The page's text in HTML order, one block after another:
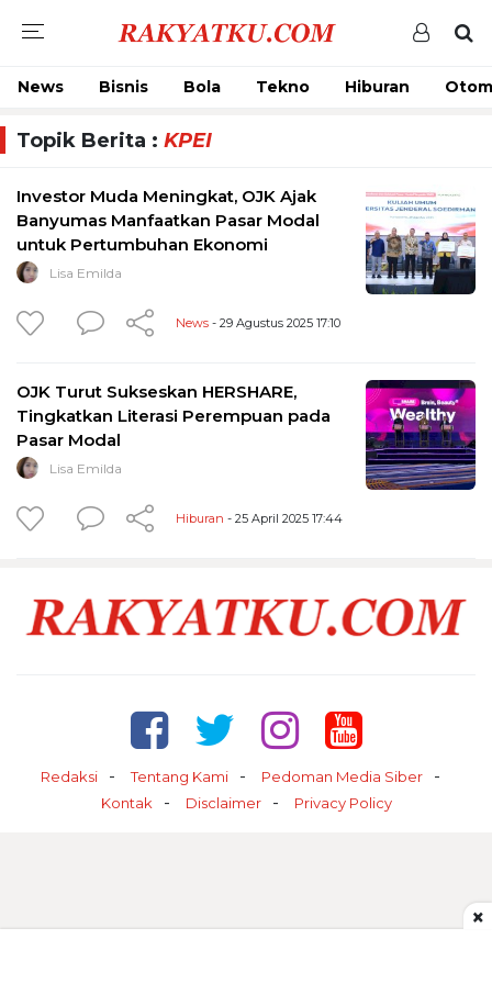
News Bisnis Bola Tekno Hiburan
Topik Berita : KPEI
Investor Muda Meningkat, OJK Ajak
Banyumas Manfaatkan Pasar Modal
untuk Pertumbuhan Ekonomi
Lisa Emilda
News - 29 Agustus 2025 17:10
OJK Turut Sukseskan HERSHARE,
Tingkatkan Literasi Perempuan pada
Pasar Modal
Lisa Emilda
Hiburan - 25 April 2025 17:44
Redaksi Tentang Kami
Pedoman Media Siber
Kontak
Disclaimer Privacy Policy
×